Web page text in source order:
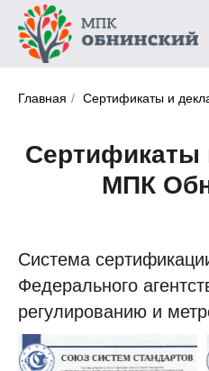
Главная / Сертификаты и
Сертификаты
МПК
Система
Федерального
регулированию и